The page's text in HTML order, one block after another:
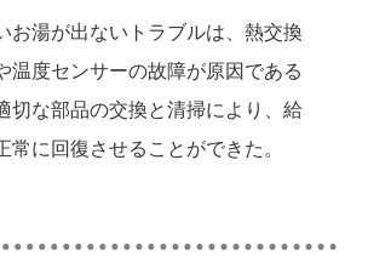
お湯が出ないトラブルは、熱交換
温度センサーの故障が原因である
切な部品の交換と清掃により、給
常に回復させることができた。